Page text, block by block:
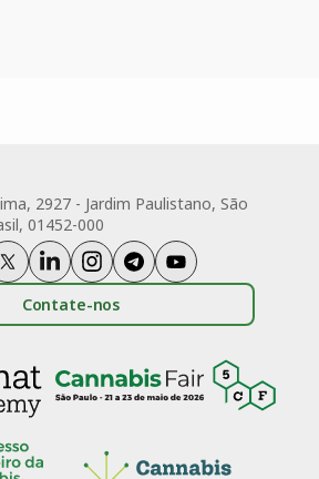
2927 - Jardim Paulistano, São
01452-000
Contate-nos